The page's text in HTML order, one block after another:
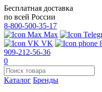
Бесплатная доставка
по всей России
8-800-500-35-17
Max
VK
909-212-56-36
0
Каталог Бренды